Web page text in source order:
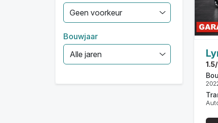
Geen voorkeur
Bouwjaar
Alle jaren